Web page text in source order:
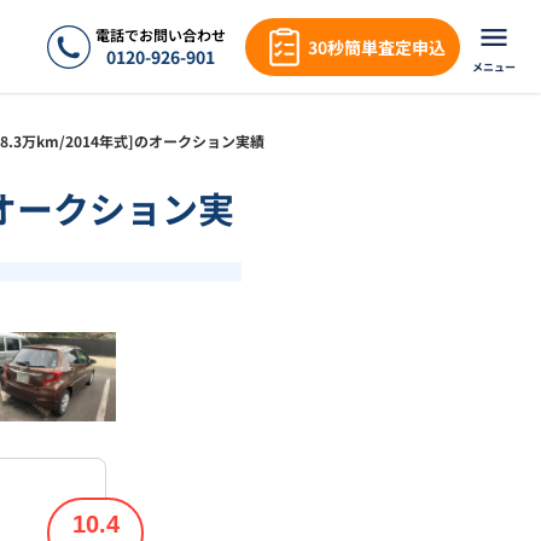
電話でお問い合わせ
0120-926-901 30秒簡単査定申込
メニュー
万km/2014年式]のオークション実績
クション実
1/17
10.4